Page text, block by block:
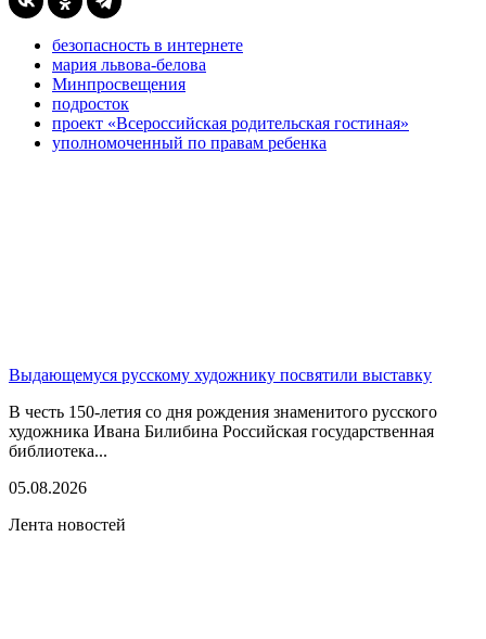
безопасность в интернете
мария львова-белова
Минпросвещения
подросток
проект «Всероссийская родительская гостиная»
уполномоченный по правам ребенка
Выдающемуся русскому художнику посвятили выставку
В честь 150-летия со дня рождения знаменитого русского
художника Ивана Билибина Российская государственная
библиотека...
05.08.2026
Лента новостей